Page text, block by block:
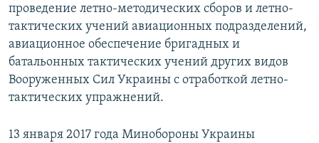
проведение летно-методических сборов и летно-
тактических учений авиационных подразделений,
авиационное обеспечение бригадных и
батальонных тактических учений других видов
Вооруженных Сил Украины с отработкой летно-
тактических упражнений.
13 января 2017 года Минобороны Украины